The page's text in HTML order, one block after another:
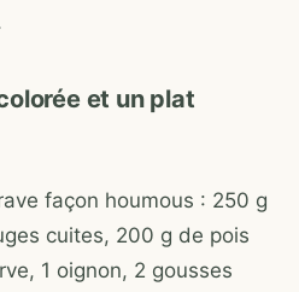
et un plat
façon houmous : 250 g
cuites, 200 g de pois
1 oignon, 2 gousses